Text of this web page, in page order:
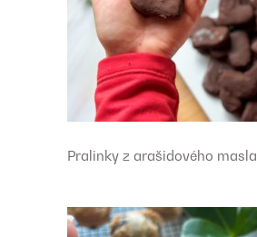
Pralinky z arašidového masla